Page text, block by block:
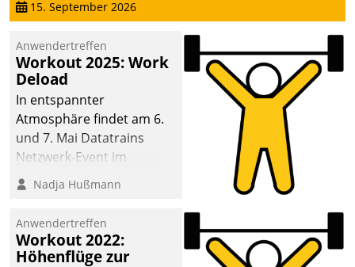
15. September 2026
Anwendertreffen
Workout 2025: Work
Deload
In entspannter
Atmosphäre findet am 6.
und 7. Mai Datatrains
Netzwerk-Event im
Kunden- und Partnerkreis
statt. Zentrale Frage: Wie
Mammutprojekte
meistern und Workloads
Nadja Hußmann
Anwendertreffen
Workout 2022:
Höhenflüge zur